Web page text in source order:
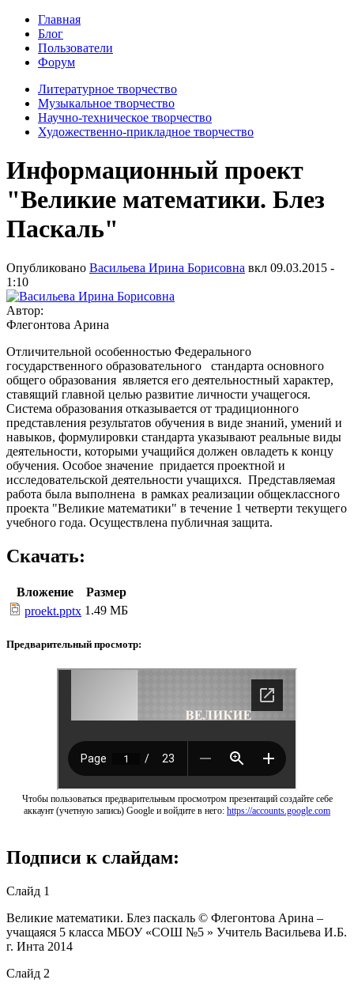
Главная
Блог
Пользователи
Форум
Литературное творчество
Музыкальное творчество
Научно-техническое творчество
Художественно-прикладное творчество
Информационный проект
"Великие математики. Блез
Паскаль"
Опубликовано Васильева Ирина Борисовна вкл 09.03.2015 -
1:10
Автор:
Флегонтова Арина
Отличительной особенностью Федерального
государственного образовательного стандарта основного
общего образования является его деятельностный характер,
ставящий главной целью развитие личности учащегося.
Система образования отказывается от традиционного
представления результатов обучения в виде знаний, умений и
навыков, формулировки стандарта указывают реальные виды
деятельности, которыми учащийся должен овладеть к концу
обучения. Особое значение придается проектной и
исследовательской деятельности учащихся. Представляемая
работа была выполнена в рамках реализации общеклассного
проекта "Великие математики" в течение 1 четверти текущего
учебного года. Осуществлена публичная защита.
Скачать:
Вложение
Размер
proekt.pptx 1.49 МБ
Предварительный просмотр:
Чтобы пользоваться предварительным просмотром презентаций создайте себе
аккаунт (учетную запись) Google и войдите в него: https://accounts.google.com
Подписи к слайдам:
Слайд 1
Великие математики. Блез паскаль © Флегонтова Арина –
учащаяся 5 класса МБОУ «СОШ №5 » Учитель Васильева И.Б.
г. Инта 2014
Слайд 2